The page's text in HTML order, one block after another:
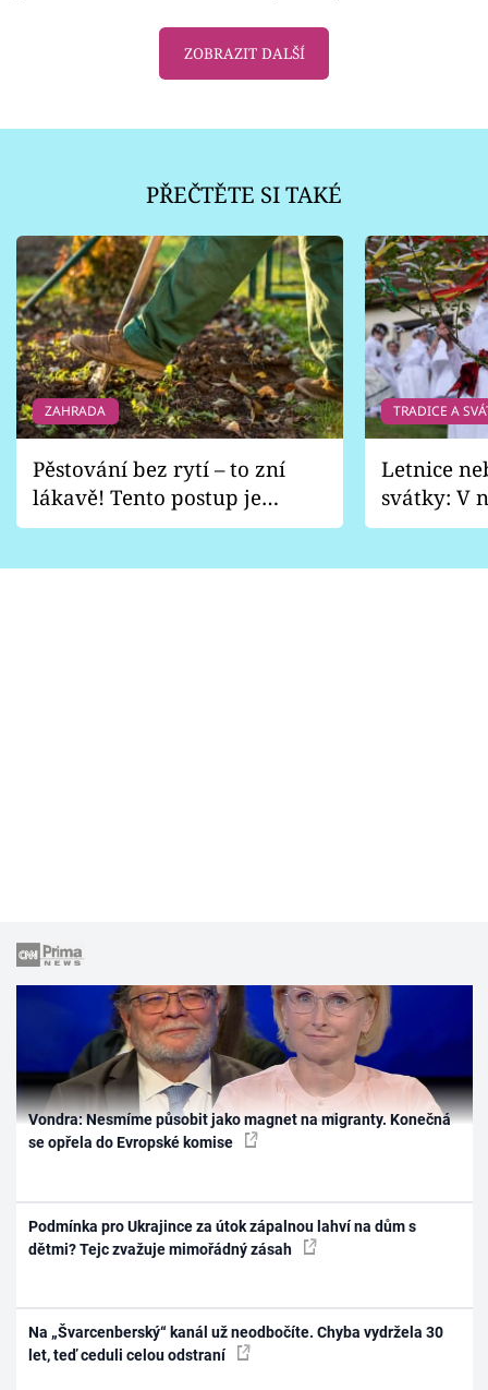
ZOBRAZIT DALŠÍ
PŘEČTĚTE SI TAKÉ
ZAHRADA
Pěstování bez rytí – to zní
lákavě! Tento postup je
vhodný jen pro některé
TRADICE A
Letnice
svátky: V
pondělí
Vondra: Nesmíme působit jako magnet na migranty. Konečná
se opřela do Evropské komise
Podmínka pro Ukrajince za útok zápalnou lahví na dům s
dětmi? Tejc zvažuje mimořádný zásah
Na „Švarcenberský“ kanál už neodbočíte. Chyba vydržela 30
let, teď ceduli celou odstraní